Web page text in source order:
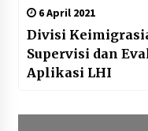
6 April 2021
Divisi
Supervisi dan
Aplikasi LHI